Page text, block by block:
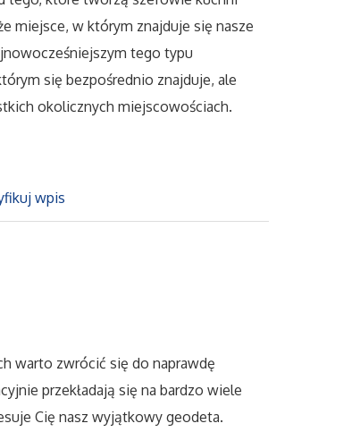
miejsce, w którym znajduje się nasze
tego typu
się bezpośrednio znajduje, ale
okolicznych miejscowościach.
wpis
warto zwrócić się do naprawdę
przekładają się na bardzo wiele
Cię nasz wyjątkowy geodeta.